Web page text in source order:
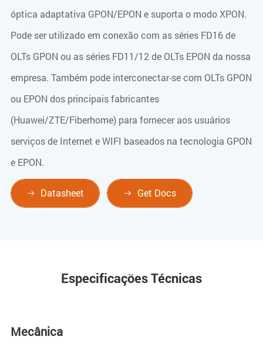
óptica adaptativa GPON/EPON e suporta o modo XPON.
Pode ser utilizado em conexão com as séries FD16 de
OLTs GPON ou as séries FD11/12 de OLTs EPON da nossa
empresa. Também pode interconectar-se com OLTs GPON
ou EPON dos principais fabricantes
(Huawei/ZTE/Fiberhome) para fornecer aos usuários
serviços de Internet e WIFI baseados na tecnologia GPON
e EPON.
 Datasheet  Get Docs
Especificações Técnicas
Mecânica